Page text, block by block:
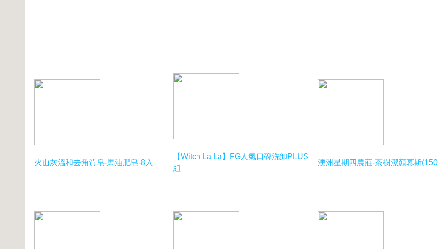
火山灰溫和去角質皂-馬油肥皂-8入
【Witch La La】FG人氣口碑洗卸PLUS
組
澳洲星期四農莊-茶樹潔顏幕斯